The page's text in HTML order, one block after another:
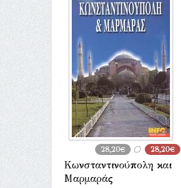
28,20€ 28,20€
Κωνσταντινούπολη και
Μαρμαράς